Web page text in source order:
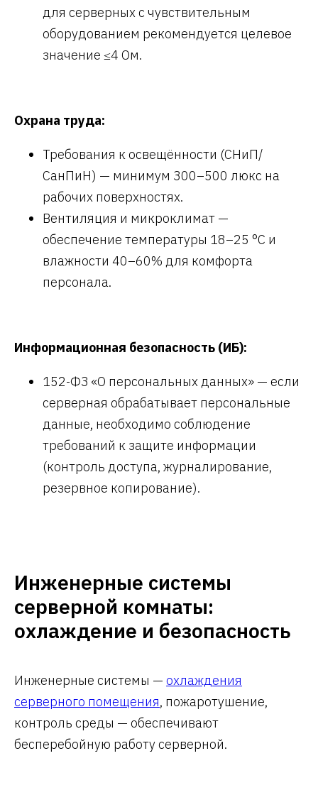
для серверных с чувствительным
оборудованием рекомендуется целевое
значение ≤4 Ом.
Охрана труда:
Требования к освещённости (СНиП/
СанПиН) — минимум 300–500 люкс на
рабочих поверхностях.
Вентиляция и микроклимат —
обеспечение температуры 18–25 °C и
влажности 40–60% для комфорта
персонала.
Информационная безопасность (ИБ):
152-ФЗ «О персональных данных» — если
серверная обрабатывает персональные
данные, необходимо соблюдение
требований к защите информации
(контроль доступа, журналирование,
резервное копирование).
Инженерные системы
серверной комнаты:
охлаждение и безопасность
Инженерные системы — охлаждения
серверного помещения, пожаротушение,
контроль среды — обеспечивают
бесперебойную работу серверной.